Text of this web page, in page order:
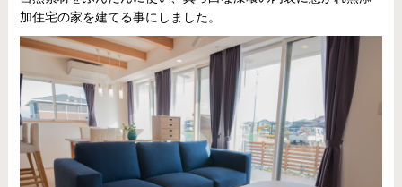
加住宅の家を建てる事にしました。